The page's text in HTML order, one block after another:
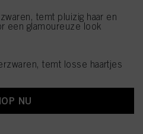
temt pluizig haar en
een glamoureuze look
temt losse haartjes
NU